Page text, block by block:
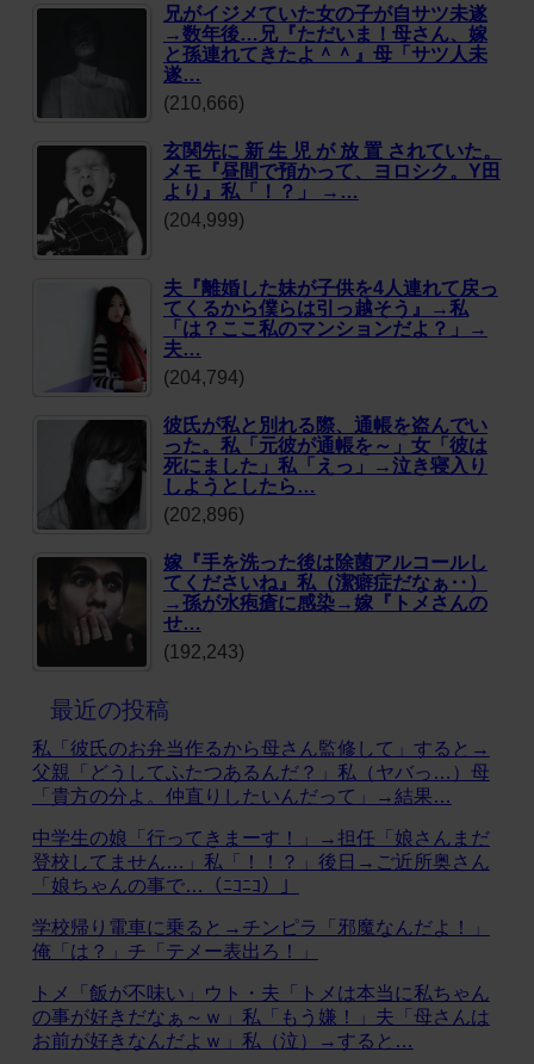
兄がイジメていた女の子が自サツ未遂
→数年後…兄『ただいま！母さん、嫁
と孫連れてきたよ＾＾』母「サツ人未
遂…
(210,666)
玄関先に 新 生 児 が 放 置 されていた。
メモ『昼間で預かって、ヨロシク。Y田
より』私「！？」 →…
(204,999)
夫『離婚した妹が子供を4人連れて戻っ
てくるから僕らは引っ越そう』→私
「は？ここ私のマンションだよ？」→
夫…
(204,794)
彼氏が私と別れる際、通帳を盗んでい
った。私「元彼が通帳を～」女「彼は
死にました」私「えっ」→泣き寝入り
しようとしたら…
(202,896)
嫁『手を洗った後は除菌アルコールし
てくださいね』私（潔癖症だなぁ‥）
→孫が水疱瘡に感染→嫁『トメさんの
せ…
(192,243)
最近の投稿
私「彼氏のお弁当作るから母さん監修して」すると→
父親「どうしてふたつあるんだ？」私（ヤバっ…）母
「貴方の分よ。仲直りしたいんだって」→結果…
中学生の娘「行ってきまーす！」→担任「娘さんまだ
登校してません…」私「！！？」後日→ご近所奥さん
「娘ちゃんの事で…（ﾆｺﾆｺ）」
学校帰り電車に乗ると→チンピラ「邪魔なんだよ！」
俺「は？」チ「テメー表出ろ！」
トメ「飯が不味い」ウト・夫「トメは本当に私ちゃん
の事が好きだなぁ～ｗ」私「もう嫌！」夫「母さんは
お前が好きなんだよｗ」私（泣）→すると…